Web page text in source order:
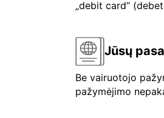
„debit card“
Jūsų
Be vairuotojo
pažymėjimo